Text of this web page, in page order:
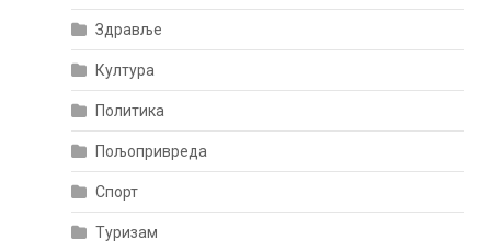
Здравље
Култура
Политика
Пољопривреда
Спорт
Туризам